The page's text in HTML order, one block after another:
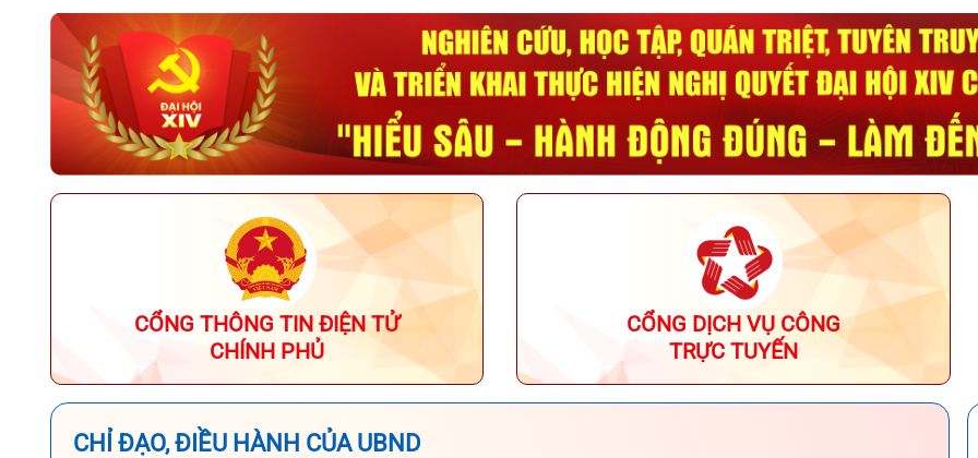
Đà Nẵng (DIFF) và Liên
châu Á Đà Nẵng (DANAFF)
2026
CỔNG THÔNG TIN ĐIỆN TỬ
CHÍNH PHỦ
CỔNG DỊCH VỤ CÔNG
TRỰC TUYẾN
CHỈ ĐẠO, ĐIỀU HÀNH CỦA UBND